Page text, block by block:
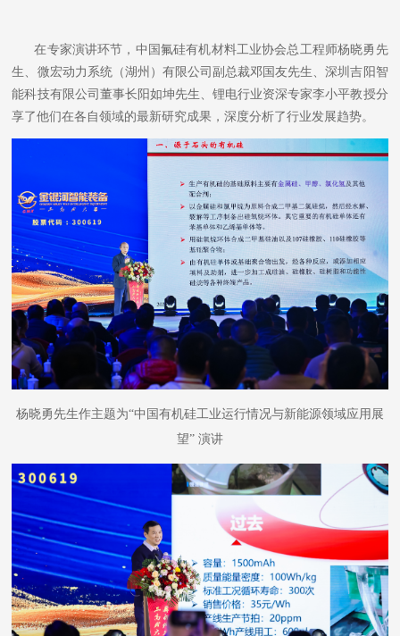
在专家演讲环节，中国氟硅有机材料工业协会总工程师杨晓勇先
生、微宏动力系统（湖州）有限公司副总裁邓国友先生、深圳吉阳智
能科技有限公司董事长阳如坤先生、锂电行业资深专家李小平教授分
享了他们在各自领域的最新研究成果，深度分析了行业发展趋势。
杨晓勇先生作主题为“中国有机硅工业运行情况与新能源领域应用展
望” 演讲